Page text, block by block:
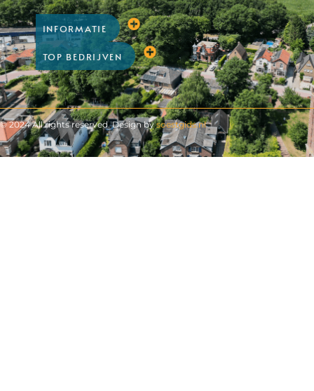
INFORMATIE
TOP BEDRIJVEN
© 2024 All rights reserved. Design bysoestgids.nl